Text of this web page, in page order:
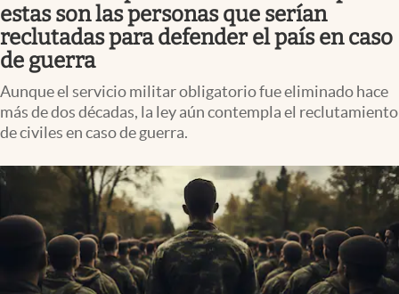
estas son las personas que serían
reclutadas para defender el país en caso
de guerra
Aunque el servicio militar obligatorio fue eliminado hace
más de dos décadas, la ley aún contempla el reclutamiento
de civiles en caso de guerra.